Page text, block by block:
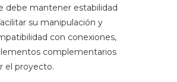
debe mantener estabilidad
su manipulación y
con conexiones,
complementarios
el proyecto.